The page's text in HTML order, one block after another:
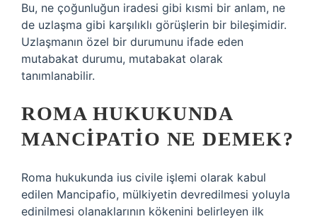
Bu, ne çoğunluğun iradesi gibi kısmi bir anlam, ne
de uzlaşma gibi karşılıklı görüşlerin bir bileşimidir.
Uzlaşmanın özel bir durumunu ifade eden
mutabakat durumu, mutabakat olarak
tanımlanabilir.
ROMA HUKUKUNDA
MANCIPATIO NE DEMEK?
Roma hukukunda ius civile işlemi olarak kabul
edilen Mancipafio, mülkiyetin devredilmesi yoluyla
edinilmesi olanaklarının kökenini belirleyen ilk